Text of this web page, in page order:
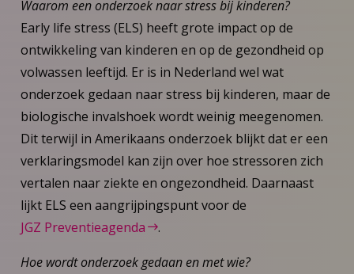
Waarom een onderzoek naar stress bij kinderen?
Early life stress (ELS) heeft grote impact op de
ontwikkeling van kinderen en op de gezondheid op
volwassen leeftijd. Er is in Nederland wel wat
onderzoek gedaan naar stress bij kinderen, maar de
biologische invalshoek wordt weinig meegenomen.
Dit terwijl in Amerikaans onderzoek blijkt dat er een
verklaringsmodel kan zijn over hoe stressoren zich
vertalen naar ziekte en ongezondheid. Daarnaast
lijkt ELS een aangrijpingspunt voor de
JGZ Preventieagenda
.
Hoe wordt onderzoek gedaan en met wie?